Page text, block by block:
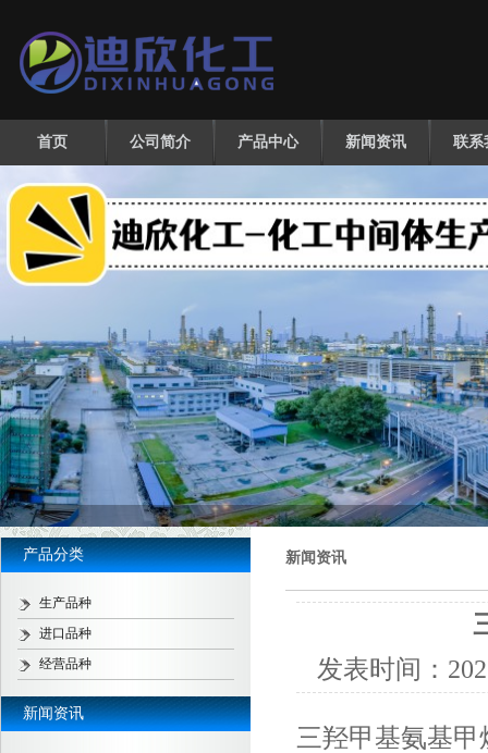
首页 公司简介 产品中心 新闻资讯 联系
产品分类
生产品种
进口品种
经营品种
新闻资讯
新闻资讯
发表时间：
三羟甲基氨基